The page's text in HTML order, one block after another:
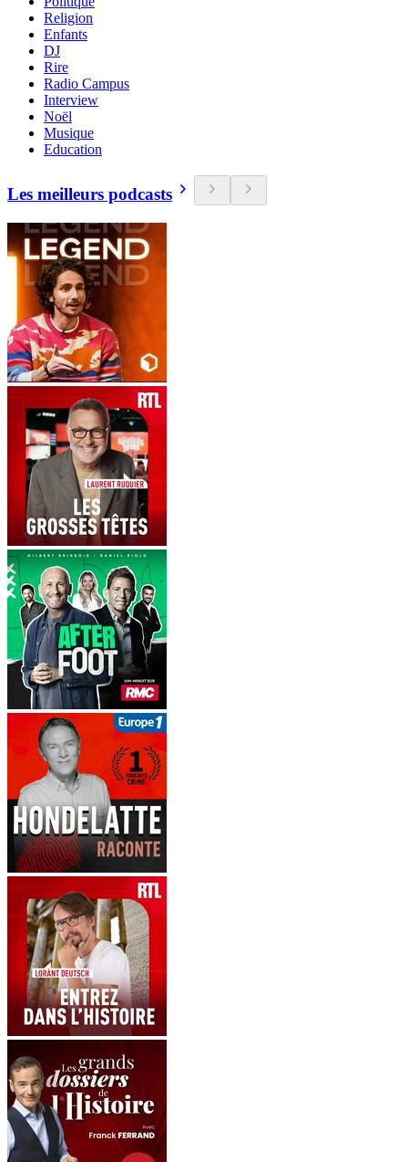
Religion
Enfants
DJ
Rire
Radio Campus
Interview
Noël
Musique
Education
Les meilleurs podcasts